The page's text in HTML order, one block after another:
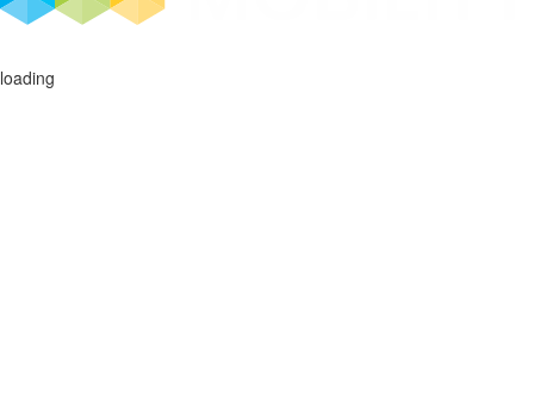
loading